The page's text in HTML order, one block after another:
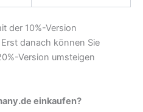
der 10%-Version
danach können Sie
Version umsteigen
einkaufen?